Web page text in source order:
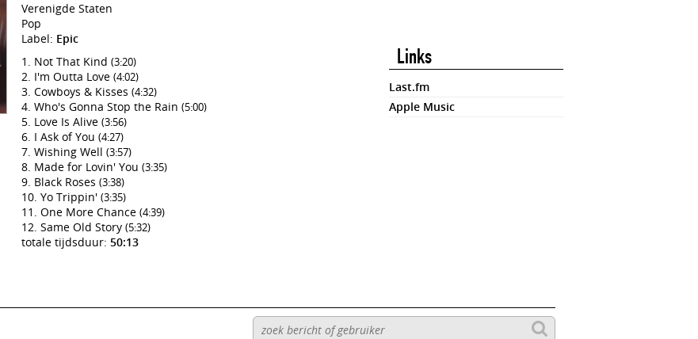
Verenigde Staten
Pop
Label: Epic
Not That Kind (3:20)
I'm Outta Love (4:02)
Cowboys & Kisses (4:32)
Who's Gonna Stop the Rain (5:00)
Love Is Alive (3:56)
I Ask of You (4:27)
Wishing Well (3:57)
Made for Lovin' You (3:35)
Black Roses (3:38)
Yo Trippin' (3:35)
One More Chance (4:39)
Same Old Story (5:32)
totale tijdsduur: 50:13
Links
Last.fm
Apple Music